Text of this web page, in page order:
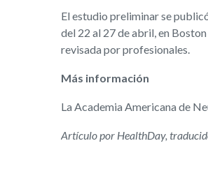
El estudio preliminar se
del 22 al 27 de abril, en
revisada por profesionales.
Más información
La Academia Americana de
Artículo por HealthDay,